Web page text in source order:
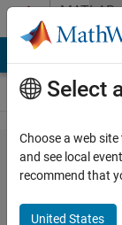
Skip to contentMATLAB
Answers
y軸ラ
ベルの
1段目
Select
Choose a web
and see local
recommend that
United States